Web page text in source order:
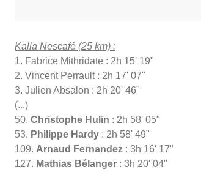
Kalla Nescafé (25 km) :
1. Fabrice Mithridate : 2h 15' 19"
2. Vincent Perrault : 2h 17' 07"
3. Julien Absalon : 2h 20' 46"
(...)
50. Christophe Hulin : 2h 58' 05"
53. Philippe Hardy : 2h 58' 49"
109. Arnaud Fernandez : 3h 16' 17"
127. Mathias Bélanger : 3h 20' 04"